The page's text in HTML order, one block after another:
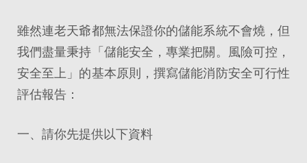
雖然連老天爺都無法保證你的儲能系統不會燒，但
我們盡量秉持「儲能安全，專業把關。風險可控，
安全至上」的基本原則，撰寫儲能消防安全可行性
評估報告：
一、請你先提供以下資料